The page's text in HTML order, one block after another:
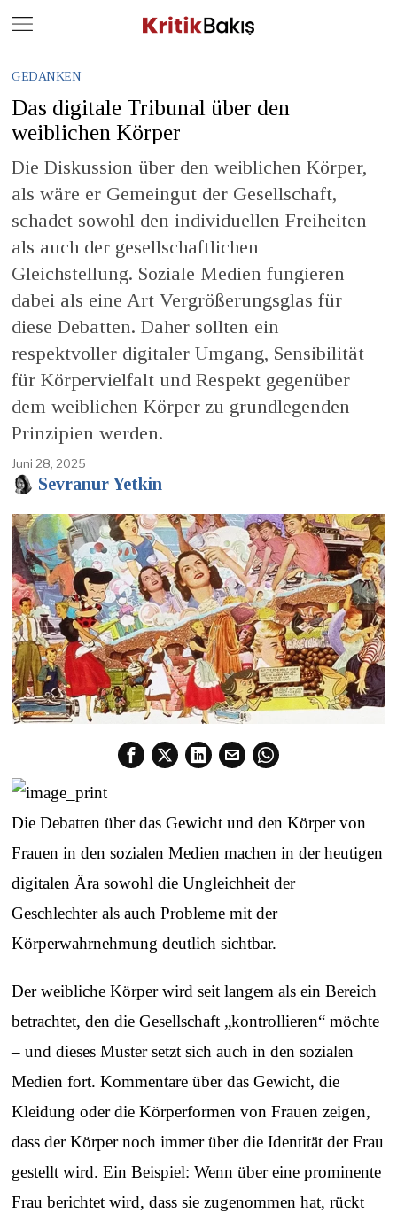
GEDANKEN
Das digitale Tribunal über den
weiblichen Körper
Die Diskussion über den weiblichen Körper,
als wäre er Gemeingut der Gesellschaft,
schadet sowohl den individuellen Freiheiten
als auch der gesellschaftlichen
Gleichstellung. Soziale Medien fungieren
dabei als eine Art Vergrößerungsglas für
diese Debatten. Daher sollten ein
respektvoller digitaler Umgang, Sensibilität
für Körpervielfalt und Respekt gegenüber
dem weiblichen Körper zu grundlegenden
Prinzipien werden.
Juni 28, 2025
Sevranur Yetkin
Die Debatten über das Gewicht und den Körper von
Frauen in den sozialen Medien machen in der heutigen
digitalen Ära sowohl die Ungleichheit der
Geschlechter als auch Probleme mit der
Körperwahrnehmung deutlich sichtbar.
Der weibliche Körper wird seit langem als ein Bereich
betrachtet, den die Gesellschaft „kontrollieren“ möchte
– und dieses Muster setzt sich auch in den sozialen
Medien fort. Kommentare über das Gewicht, die
Kleidung oder die Körperformen von Frauen zeigen,
dass der Körper noch immer über die Identität der Frau
gestellt wird. Ein Beispiel: Wenn über eine prominente
Frau berichtet wird, dass sie zugenommen hat, rückt